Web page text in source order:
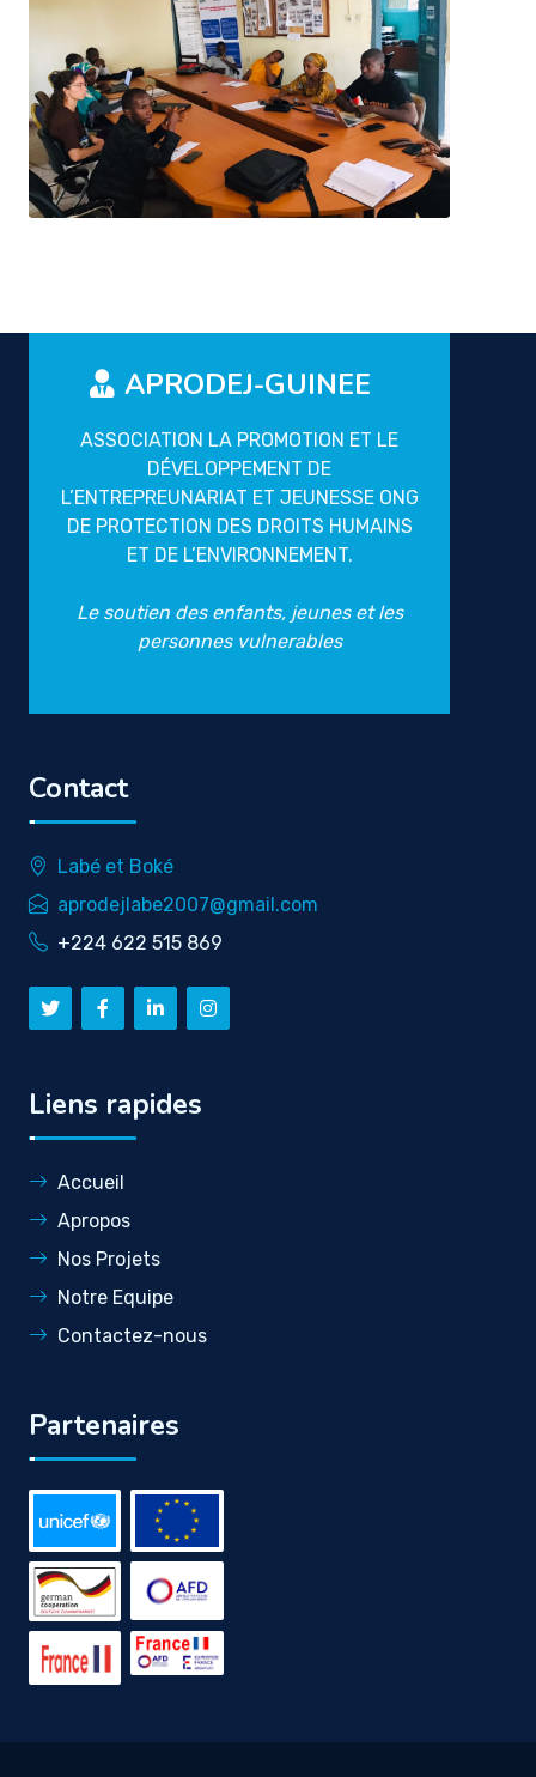
APRODEJ-GUINEE
ASSOCIATION LA PROMOTION ET LE
DÉVELOPPEMENT DE
L’ENTREPREUNARIAT ET JEUNESSE ONG
DE PROTECTION DES DROITS HUMAINS
ET DE L’ENVIRONNEMENT.
Le soutien des enfants, jeunes et les
personnes vulnerables
Contact
Labé et Boké
aprodejlabe2007@gmail.com
+224 622 515 869
Liens rapides
Accueil
Apropos
Nos Projets
Notre Equipe
Contactez-nous
Partenaires